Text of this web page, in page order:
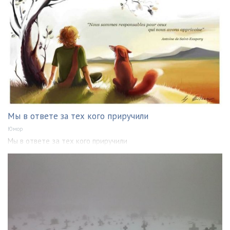
Мы в ответе за тех кого приручили
Юмор
Мы в ответе за тех кого приручили